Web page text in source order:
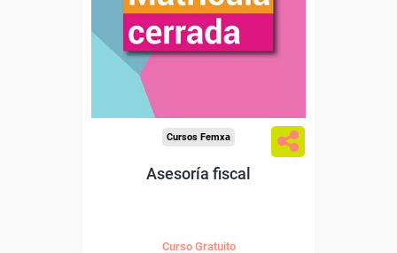
Cursos Femxa
Asesoría fiscal
Curso Gratuito